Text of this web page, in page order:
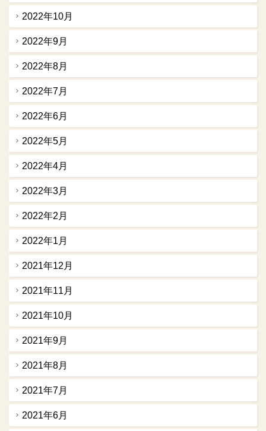
2022年10月
2022年9月
2022年8月
2022年7月
2022年6月
2022年5月
2022年4月
2022年3月
2022年2月
2022年1月
2021年12月
2021年11月
2021年10月
2021年9月
2021年8月
2021年7月
2021年6月